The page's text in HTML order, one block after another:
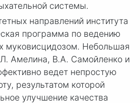
системы.
направлений института
программа по ведению
муковисцидозом. Небольшая
Амелина, В.А. Самойленко и
ведет непростую
результатом которой
улучшение качества